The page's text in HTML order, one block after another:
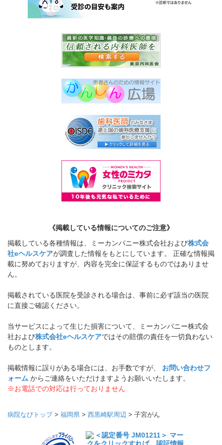
《掲載している情報についてのご注意》
掲載している各種情報は、ミーカンパニー株式会社および株式会
社eヘルスケアが調査した情報をもとにしています。 正確な情報掲
載に努めておりますが、内容を完全に保証するものではありませ
ん。
掲載されている医院を受診される場合は、事前に必ず該当の医院
に直接ご確認ください。
当サービスによって生じた損害について、ミーカンパニー株式会
社および株式会社eヘルスケアではその賠償の責任を一切負わない
ものとします。
掲載情報に誤りがある場合には、お手数ですが、 お問い合わせフ
ォーム からご連絡をいただけますようお願いいたします。
※お電話での対応は行っておりません
病院なびトップ> 福岡県 > 西黒崎駅周辺 > 子宮がん